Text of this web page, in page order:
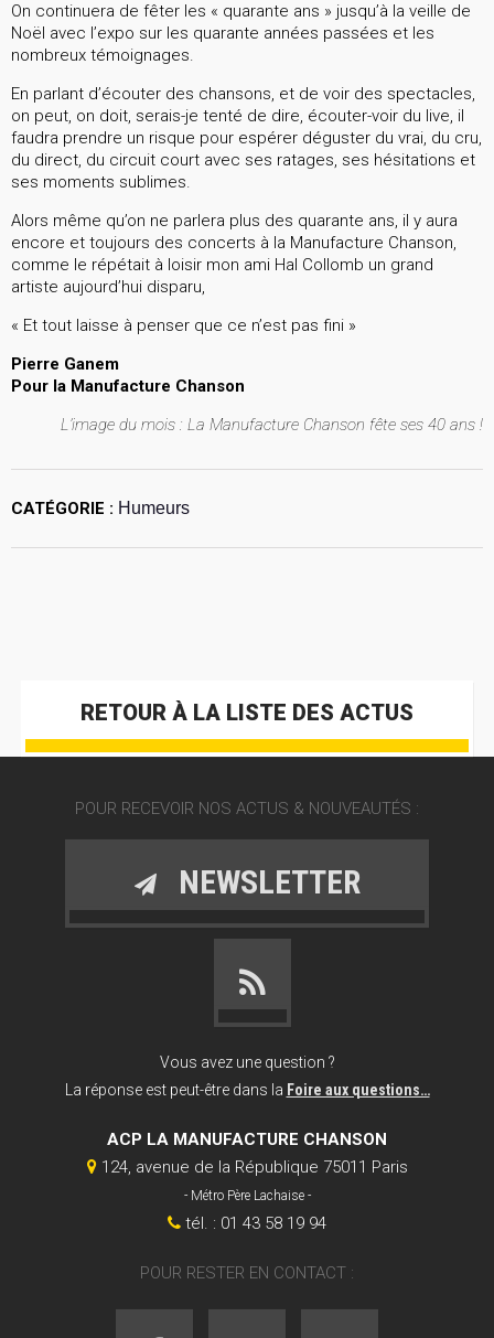
On continuera de fêter les « quarante ans » jusqu’à la veille de
Noël avec l’expo sur les quarante années passées et les
nombreux témoignages.
En parlant d’écouter des chansons, et de voir des spectacles,
on peut, on doit, serais-je tenté de dire, écouter-voir du live, il
faudra prendre un risque pour espérer déguster du vrai, du cru,
du direct, du circuit court avec ses ratages, ses hésitations et
ses moments sublimes.
Alors même qu’on ne parlera plus des quarante ans, il y aura
encore et toujours des concerts à la Manufacture Chanson,
comme le répétait à loisir mon ami Hal Collomb un grand
artiste aujourd’hui disparu,
« Et tout laisse à penser que ce n’est pas fini »
Pierre Ganem
Pour la Manufacture Chanson
L’image du mois : La Manufacture Chanson fête ses 40 ans !
CATÉGORIE : Humeurs
RETOUR À LA LISTE DES ACTUS
POUR RECEVOIR NOS ACTUS & NOUVEAUTÉS :
NEWSLETTER
Vous avez une question ?
La réponse est peut-être dans la Foire aux questions…
ACP LA MANUFACTURE CHANSON
124, avenue de la République 75011 Paris
- Métro Père Lachaise -
tél. : 01 43 58 19 94
POUR RESTER EN CONTACT :